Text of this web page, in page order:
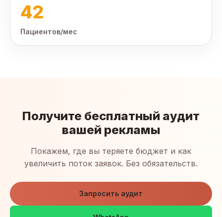
42
Пациентов/мес
Получите бесплатный аудит
вашей рекламы
Покажем, где вы теряете бюджет и как
увеличить поток заявок. Без обязательств.
Запросить аудит